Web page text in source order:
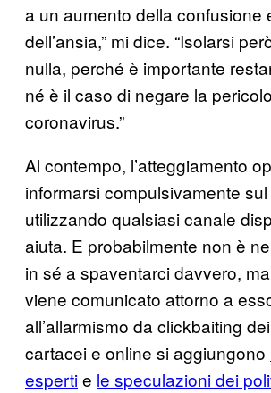
a un aumento della confusione
dell’ansia,” mi dice. “Isolarsi
nulla, perché è importante
né è il caso di negare la
coronavirus.”
Al contempo, l’atteggiamento
informarsi compulsivamente
utilizzando qualsiasi canale
aiuta. E probabilmente non è
in sé a spaventarci davvero,
viene comunicato attorno a
all’allarmismo da clickbaiting
cartacei e online si aggiungono
espertie le speculazioni dei